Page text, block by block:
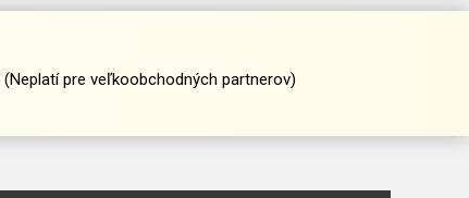
(Neplatí pre veľkoobchodných partnerov)